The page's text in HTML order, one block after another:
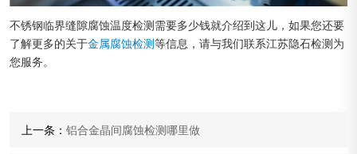
不锈钢临界缝隙腐蚀温度检测需要多少钱就介绍到这儿，如果您还要
了解更多的关于金属腐蚀检测等信息，请与我们联系江苏隐石检测为
您服务。
上一条： 铝合金晶间腐蚀检测哪里做